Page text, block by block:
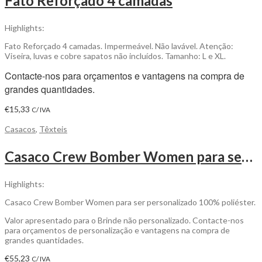
Highlights:
Fato Reforçado 4 camadas. Impermeável. Não lavável. Atenção:
Viseira, luvas e cobre sapatos não incluídos. Tamanho: L e XL.
Contacte-nos para orçamentos e vantagens na compra de
grandes quantidades.
€15,33 C/ IVA
Casacos, Têxteis
Casaco Crew Bomber Women para ser Personalizado
Highlights:
Casaco Crew Bomber Women para ser personalizado 100% poliéster.
Valor apresentado para o Brinde não personalizado. Contacte-nos
para orçamentos de personalização e vantagens na compra de
grandes quantidades.
€55,23 C/ IVA